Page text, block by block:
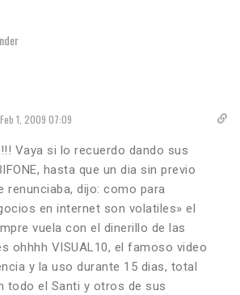
Feb 1, 2009 07:09
Vaya si lo recuerdo dando sus
hasta que un dia sin previo
renunciaba, dijo: como para
en internet son volatiles» el
vuela con el dinerillo de las
ohhhh VISUAL10, el famoso video
y la uso durante 15 dias, total
todo el Santi y otros de sus